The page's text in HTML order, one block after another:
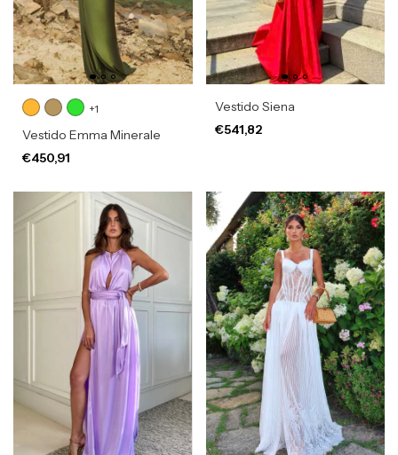
+1
Vestido Emma Minerale
€450,91
Vestido Siena
€541,82